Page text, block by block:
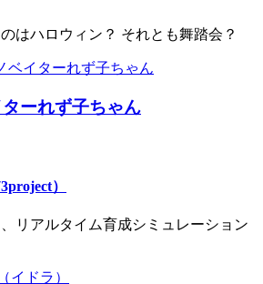
はハロウィン？ それとも舞踏会？
ーれず子ちゃん
）
リアルタイム育成シミュレーション